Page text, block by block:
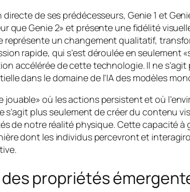
directe de ses prédécesseurs, Genie 1 et
que Genie 2» et présente une fidélité
représente un changement qualitatif,
rapide, qui s’est déroulée en seulement
accélérée de cette technologie. Il ne
dans le domaine de l’IA des modèles
jouable» où les actions persistent et où
s’agit plus seulement de créer du contenu
de notre réalité physique. Cette capacité
dont les individus percevront et
propriétés